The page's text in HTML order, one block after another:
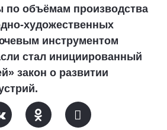
по объёмам производства
художественных
инструментом
стал инициированный
закон о развитии